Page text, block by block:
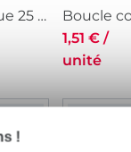
Fermoir clip plastique 25 mm boucle Bouclip, noir
1,51 € /
unité
!